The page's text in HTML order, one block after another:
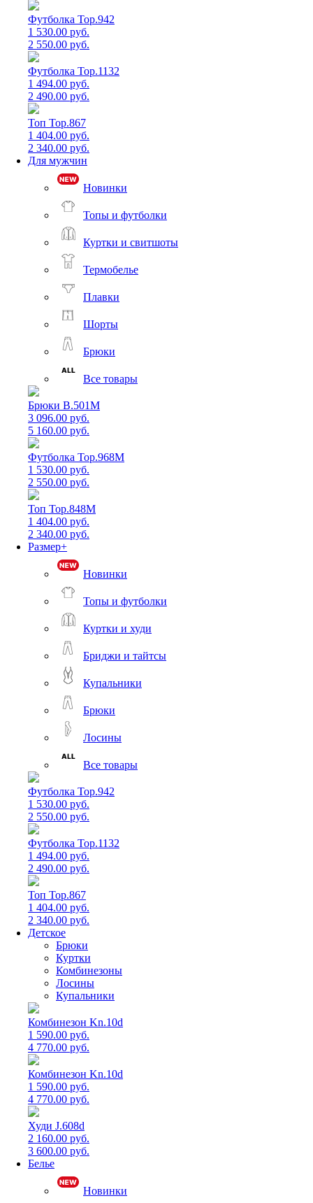
Футболка Top.942
1 530.00 руб.
2 550.00 руб.
Футболка Top.1132
1 494.00 руб.
2 490.00 руб.
Топ Top.867
1 404.00 руб.
2 340.00 руб.
Для мужчин
Новинки
Топы и футболки
Куртки и свитшоты
Термобелье
Плавки
Шорты
Брюки
Все товары
Брюки B.501M
3 096.00 руб.
5 160.00 руб.
Футболка Top.968M
1 530.00 руб.
2 550.00 руб.
Топ Top.848M
1 404.00 руб.
2 340.00 руб.
Размер+
Новинки
Топы и футболки
Куртки и худи
Бриджи и тайтсы
Купальники
Брюки
Лосины
Все товары
Футболка Top.942
1 530.00 руб.
2 550.00 руб.
Футболка Top.1132
1 494.00 руб.
2 490.00 руб.
Топ Top.867
1 404.00 руб.
2 340.00 руб.
Детское
Брюки
Куртки
Комбинезоны
Лосины
Купальники
Комбинезон Kn.10d
1 590.00 руб.
4 770.00 руб.
Комбинезон Kn.10d
1 590.00 руб.
4 770.00 руб.
Худи J.608d
2 160.00 руб.
3 600.00 руб.
Белье
Новинки